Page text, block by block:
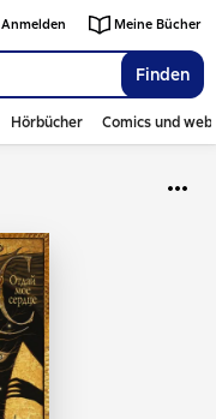
Finden
Anmelden Meine Bücher
Hörbücher Comics und